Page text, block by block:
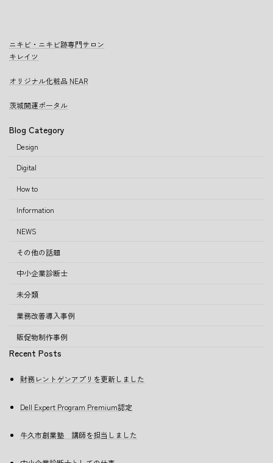
ニキビ・ニキビ跡専門サロン
キレイツ
オリジナル化粧品 NEAR
茨城開運ポータル
Blog Category
Design
Digital
How to
Information
NEWS
その他の話題
中小企業診断士
未分類
業務改善導入事例
販促物制作事例
Recent Posts
財務レントゲンアプリを更新しました
Dell Expert Program Premium認定
牛久市創業塾 講師を担当しました